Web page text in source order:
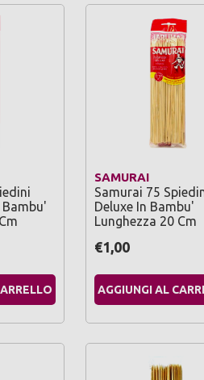
Bambu'
SAMURAI
Samurai 75
Deluxe In Bambu'
Lunghezza 20 Cm
€1,00
AGGIUNGI AL